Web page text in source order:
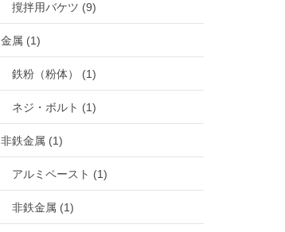
撹拌用バケツ (9)
金属 (1)
鉄粉（粉体） (1)
ネジ・ボルト (1)
非鉄金属 (1)
アルミペースト (1)
非鉄金属 (1)